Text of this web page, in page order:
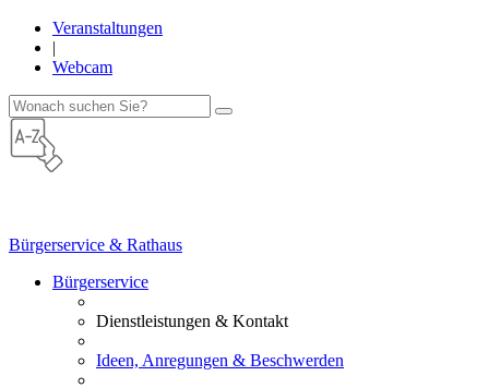
Veranstaltungen
|
Webcam
Bürgerservice & Rathaus
Bürgerservice
Dienstleistungen & Kontakt
Ideen, Anregungen & Beschwerden